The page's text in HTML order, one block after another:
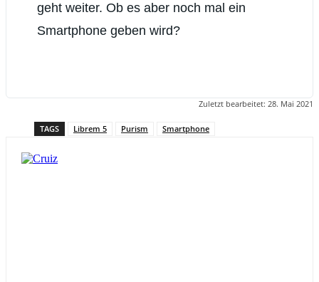
geht weiter. Ob es aber noch mal ein
Smartphone geben wird?
Zuletzt bearbeitet: 28. Mai 2021
TAGS Librem 5 Purism Smartphone